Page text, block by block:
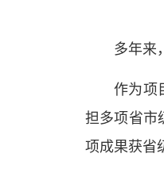
多年来
作为项
担多项省市
项成果获省